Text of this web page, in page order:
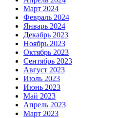
Март 2024
Февраль 2024
Январь 2024
Декабрь 2023
Ноябрь 2023
Октябрь 2023
Сентябрь 2023
Август 2023
Июль 2023
Июнь 2023
Май 2023
Апрель 2023
Март 2023